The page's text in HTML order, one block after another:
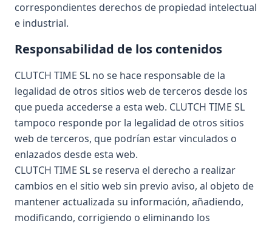
correspondientes derechos de propiedad intelectual
e industrial.
Responsabilidad de los contenidos
CLUTCH TIME SL no se hace responsable de la
legalidad de otros sitios web de terceros desde los
que pueda accederse a esta web. CLUTCH TIME SL
tampoco responde por la legalidad de otros sitios
web de terceros, que podrían estar vinculados o
enlazados desde esta web.
CLUTCH TIME SL se reserva el derecho a realizar
cambios en el sitio web sin previo aviso, al objeto de
mantener actualizada su información, añadiendo,
modificando, corrigiendo o eliminando los